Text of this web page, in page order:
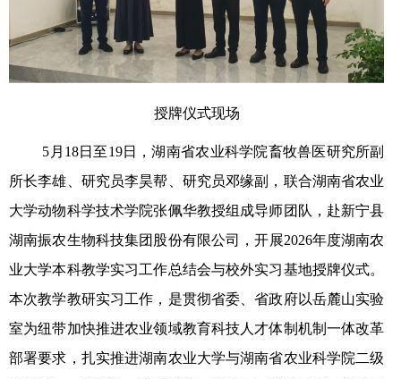
授牌仪式现场
5月18日至19日，湖南省农业科学院畜牧兽医研究所副
所长李雄、研究员李昊帮、研究员邓缘副，联合湖南省农业
大学动物科学技术学院张佩华教授组成导师团队，赴新宁县
湖南振农生物科技集团股份有限公司，开展2026年度湖南农
业大学本科教学实习工作总结会与校外实习基地授牌仪式。
本次教学教研实习工作，是贯彻省委、省政府以岳麓山实验
室为纽带加快推进农业领域教育科技人才体制机制一体改革
部署要求，扎实推进湖南农业大学与湖南省农业科学院二级